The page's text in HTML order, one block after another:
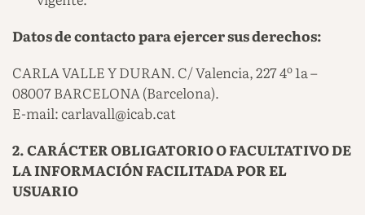
Datos de contacto para ejercer sus derechos:
CARLA VALLE Y DURAN. C/ Valencia, 227 4º 1a –
08007 BARCELONA (Barcelona).
E-mail: carlavall@icab.cat
2. CARÁCTER OBLIGATORIO O FACULTATIVO DE
LA INFORMACIÓN FACILITADA POR EL
USUARIO